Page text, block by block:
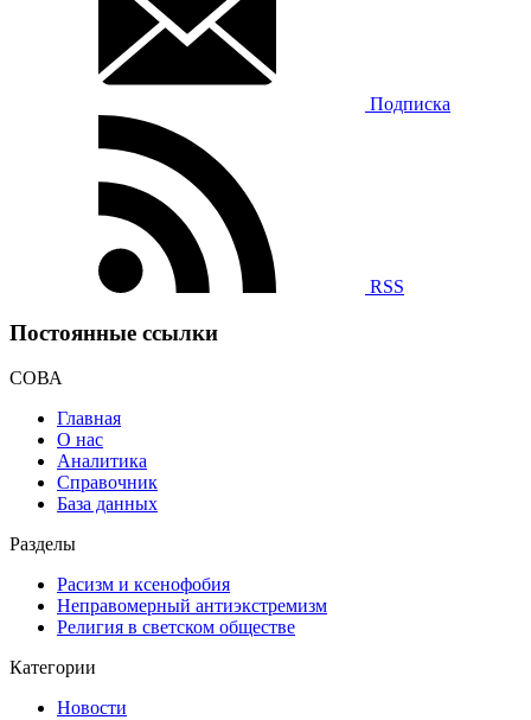
Подписка
RSS
Постоянные ссылки
СОВА
Главная
О нас
Аналитика
Справочник
База данных
Разделы
Расизм и ксенофобия
Неправомерный антиэкстремизм
Религия в светском обществе
Категории
Новости